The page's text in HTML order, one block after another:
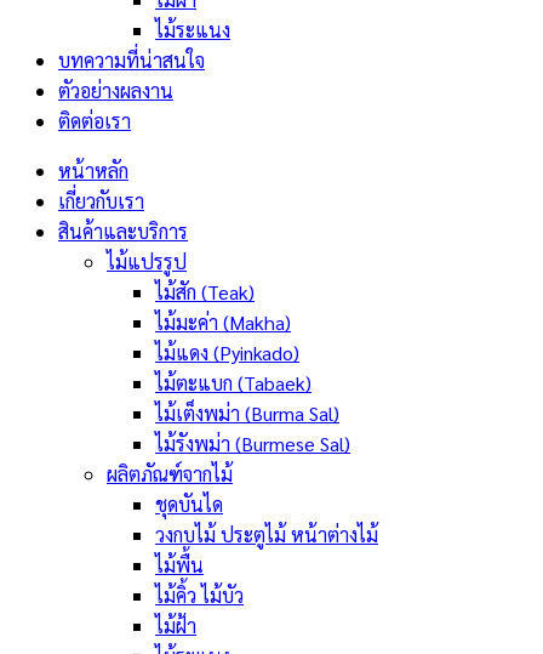
ไม้ระแนง
บทความที่น่าสนใจ
ตัวอย่างผลงาน
ติดต่อเรา
หน้าหลัก
เกี่ยวกับเรา
สินค้าและบริการ
ไม้แปรรูป
ไม้สัก (Teak)
ไม้มะค่า (Makha)
ไม้แดง (Pyinkado)
ไม้ตะแบก (Tabaek)
ไม้เต็งพม่า (Burma Sal)
ไม้รังพม่า (Burmese Sal)
ผลิตภัณฑ์จากไม้
ชุดบันได
วงกบไม้ ประตูไม้ หน้าต่างไม้
ไม้พื้น
ไม้คิ้ว ไม้บัว
ไม้ฝ้า